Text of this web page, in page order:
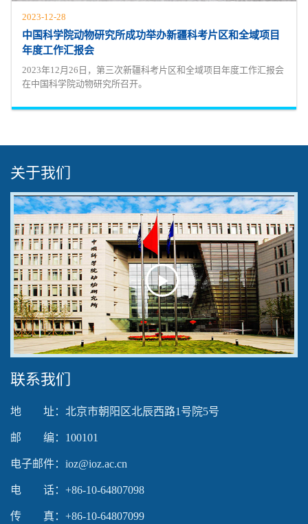
2023-12-28
中国科学院动物研究所成功举办新疆科考片区和全域项目
年度工作汇报会
2023年12月26日，第三次新疆科考片区和全域项目年度工作汇报会
在中国科学院动物研究所召开。
关于我们
Play
Video
联系我们
地 址：北京市朝阳区北辰西路1号院5号
邮 编：100101
电子邮件：ioz@ioz.ac.cn
电 话：+86-10-64807098
传 真：+86-10-64807099